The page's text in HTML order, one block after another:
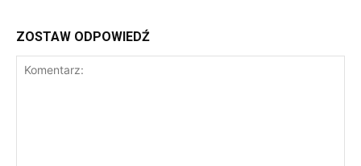
ZOSTAW ODPOWIEDŹ